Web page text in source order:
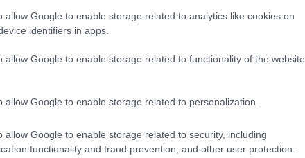
allow Google to enable storage related to analytics like cookies on
identifiers in apps.
allow Google to enable storage related to functionality of the website
allow Google to enable storage related to personalization.
allow Google to enable storage related to security, including
functionality and fraud prevention, and other user protection.
inkább
és
7636